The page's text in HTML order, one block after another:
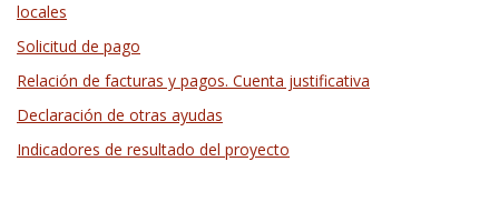
locales
Solicitud de pago
Relación de facturas y pagos. Cuenta justificativa
Declaración de otras ayudas
Indicadores de resultado del proyecto